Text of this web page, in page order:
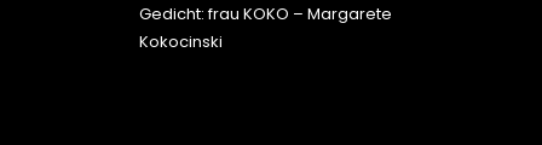
Gedicht: frau KOKO – Margarete
Kokocinski